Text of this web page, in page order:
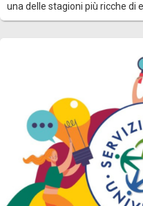
una delle stagioni più ricche di